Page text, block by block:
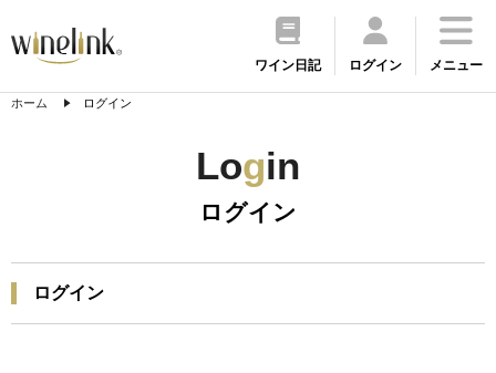
ワイン日記 ログイン メニュー
ホーム ログイン
Login
ログイン
ログイン